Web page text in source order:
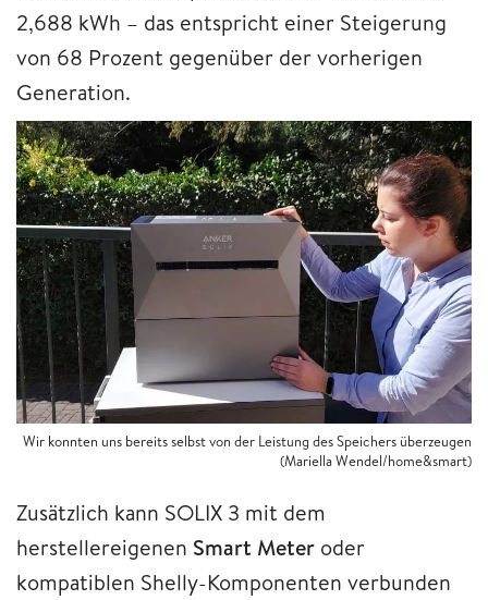
2,688 kWh – das entspricht einer Steigerung
von 68 Prozent gegenüber der vorherigen
Generation.
Wir konnten uns bereits selbst von der Leistung des Speichers überzeugen
(Mariella Wendel/home&smart)
Zusätzlich kann SOLIX 3 mit dem
herstellereigenen Smart Meter oder
kompatiblen Shelly-Komponenten verbunden